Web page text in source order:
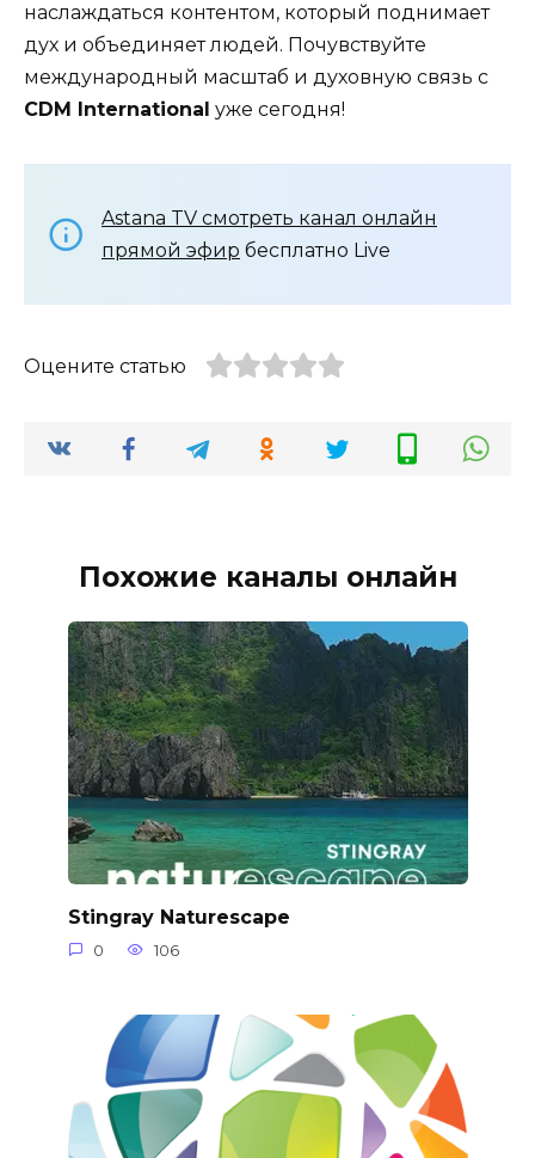
наслаждаться контентом, который поднимает
дух и объединяет людей. Почувствуйте
международный масштаб и духовную связь с
CDM International уже сегодня!
Astana TV смотреть канал онлайн
прямой эфир бесплатно Live
Оцените статью
Похожие каналы онлайн
Stingray Naturescape
0 106